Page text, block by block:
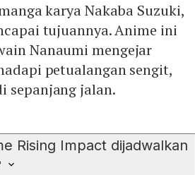
karya Nakaba Suzuki,
tujuannya. Anime ini
Nanaumi mengejar
petualangan sengit,
sepanjang jalan.
Rising Impact dijadwalkan